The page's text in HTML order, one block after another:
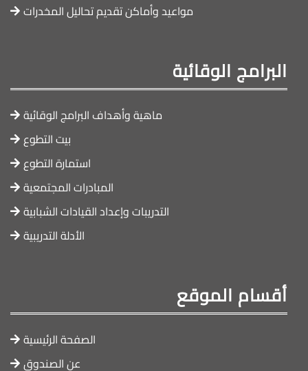
مواعيد وأماكن تقديم تحاليل المخدرات
البرامج الوقائية
ماهية وأهداف البرامج الوقائية
بيت التطوع
استمارة التطوع
المبادرات المجتمعية
التدريبات وإعداد القيادات الشبابية
الأدلة التدريبية
أقسام الموقع
الصفحة الرئيسية
عن الصندوق